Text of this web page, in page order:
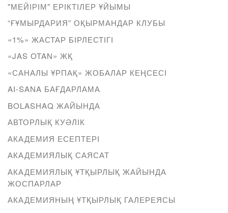
"МЕЙІРІМ" ЕРІКТІЛЕР ҰЙЫМЫ
“ҒҰМЫРДАРИЯ” ОҚЫРМАНДАР КЛУБЫ
«1%» ЖАСТАР БІРЛЕСТІГІ
«JAS OTAN» ЖҚ
«САНАЛЫ ҰРПАҚ» ЖОБАЛАР КЕҢСЕСІ
AI-SANA БАҒДАРЛАМА
BOLASHAQ ЖАЙЫНДА
АВТОРЛЫҚ КУӘЛІК
АКАДЕМИЯ ЕСЕПТЕРІ
АКАДЕМИЯЛЫҚ САЯСАТ
АКАДЕМИЯЛЫҚ ҰТҚЫРЛЫҚ ЖАЙЫНДА
ЖОСПАРЛАР
АКАДЕМИЯНЫҢ ҰТҚЫРЛЫҚ ГАЛЕРЕЯСЫ